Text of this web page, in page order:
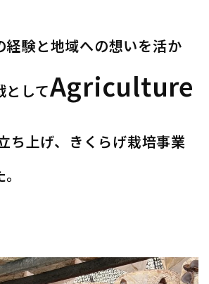
経験と地域への想いを活か
としてAgriculture
ち上げ、きくらげ栽培事業